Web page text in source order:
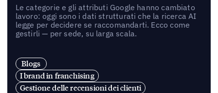
Le categorie e gli attributi Google hanno cambiato
lavoro: oggi sono i dati strutturati che la ricerca AI
legge per decidere se raccomandarti. Ecco come
gestirli — per sede, su larga scala.
Blogs
I brand in franchising
Gestione delle recensioni dei clienti